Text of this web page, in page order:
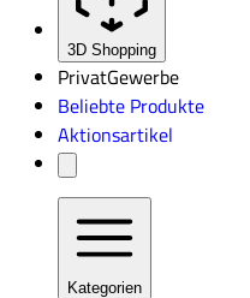
3D Shopping
PrivatGewerbe
Beliebte Produkte
Aktionsartikel
Kategorien